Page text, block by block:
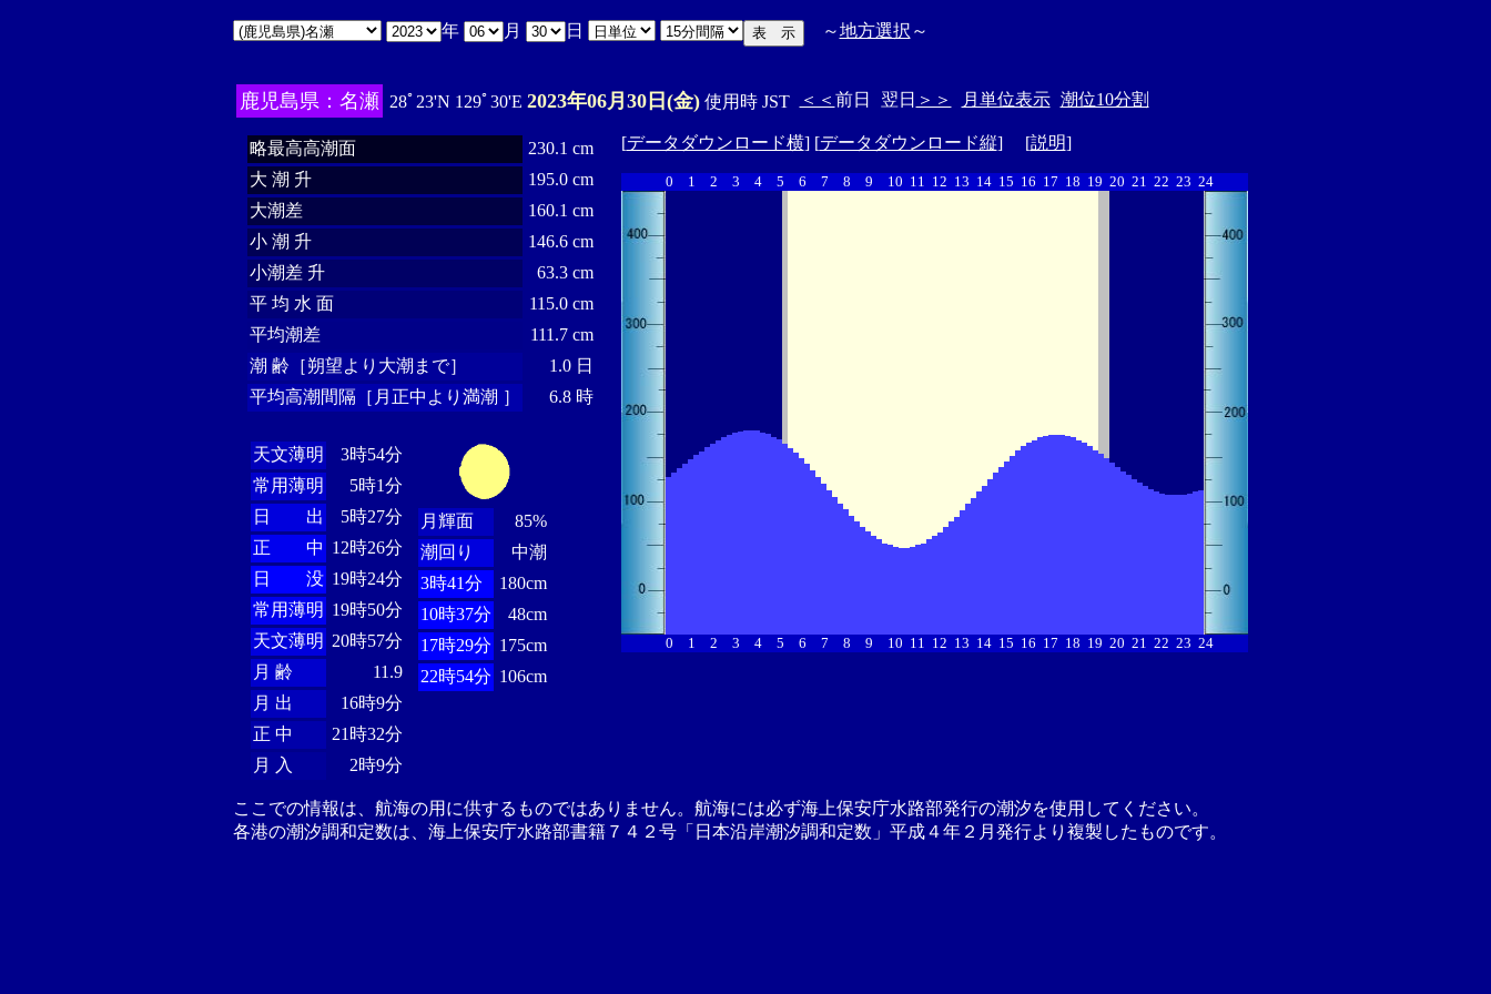
年 月 日 ～地方選択 ～
鹿児島県：名瀬 28ﾟ23'N 129ﾟ30'E 2023年06月30日(金)使用時 JST ＜＜ 前日 翌日 ＞＞ 月単位表示 潮位10分割
略最高高潮面
230.1 cm
大 潮 升
195.0 cm
大潮差
160.1 cm
小 潮 升
146.6 cm
小潮差 升
63.3 cm
平 均 水 面
115.0 cm
平均潮差
111.7 cm
潮 齢［朔望より大潮まで］
1.0 日
平均高潮間隔［月正中より満潮 ］
6.8 時
天文薄明
3時54分
常用薄明
5時1分
日 出
5時27分
正 中 12時26分
日 没 19時24分
常用薄明 19時50分
天文薄明 20時57分
月 齢
11.9
月 出
16時9分
正 中
21時32分
月 入
2時9分
月輝面
85%
潮回り
中潮
3時41分
180cm
10時37分
48cm
17時29分 175cm
22時54分 106cm
[データダウンロード横] [データダウンロード縦] [説明]
0 1 2 3 4 5 6 7 8 9 10 11 12 13 14 15 16 17 18 19 20 21 22 23 24
0 1 2 3 4 5 6 7 8 9 10 11 12 13 14 15 16 17 18 19 20 21 22 23 24
ここでの情報は、航海の用に供するものではありません。航海には必ず海上保安庁水路部発行の潮汐を使用してください。
各港の潮汐調和定数は、海上保安庁水路部書籍７４２号「日本沿岸潮汐調和定数」平成４年２月発行より複製したものです。